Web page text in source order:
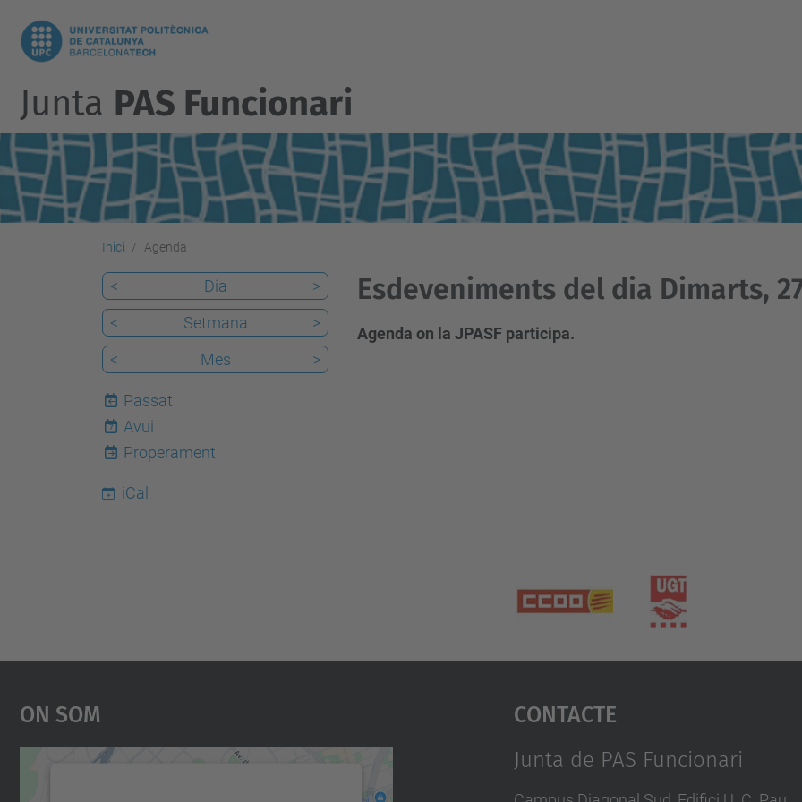
Junta PAS Funcionari
Inici Agenda
Esdeveniments del dia Dimarts,
Agenda on la JPASF participa.
< Dia
>
<
Setmana
>
<
Mes >
Passat
7
Avui
Properament
iCal
On Som Contacte
Junta de PAS Funcionari